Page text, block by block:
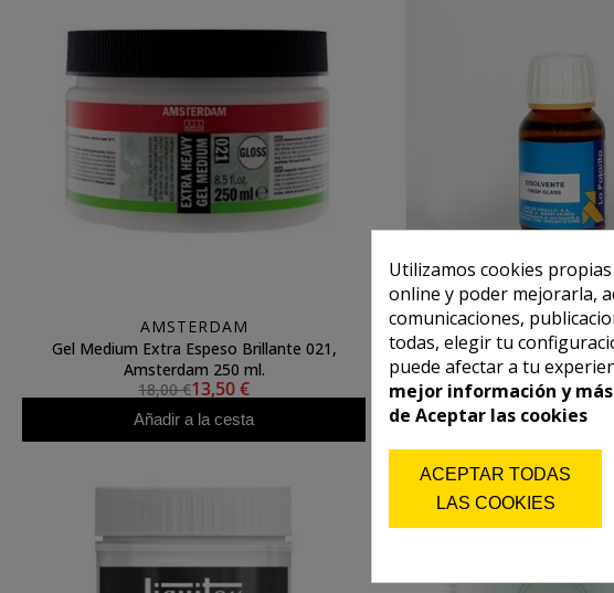
AMSTERDAM
Gel Medium Extra Espeso Brillante 021,
Amsterdam 250 ml.
18,00 €13,50 €
Añadir a la cesta
LA PAJARITA
Disolvente para resina
manuadlidades (50
4,10 € 3,28 €
Añadir a la cesta
Utilizamos cookies
online y poder mejorarla,
comunicaciones,
todas, elegir tu
puede afectar a tu
mejor información y
de Aceptar las cookies
ACEPTAR TODAS
LAS COOKIES